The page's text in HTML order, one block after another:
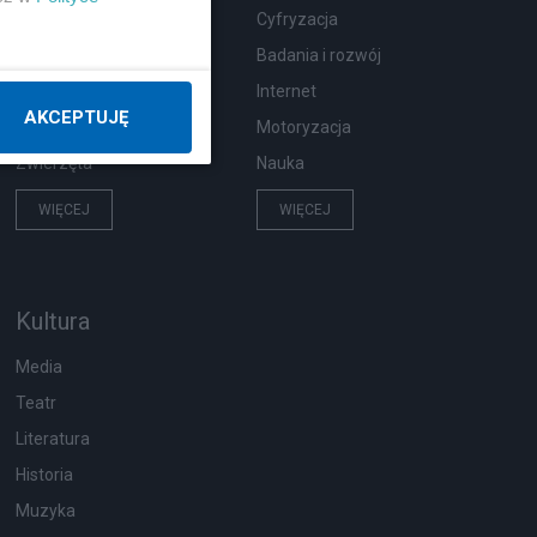
Pogoda
Zwierzęta
WIĘCEJ
Cyfryzacja
Badania i rozwój
Internet
Motoryzacja
Nauka
WIĘCEJ
Kultura
Media
Teatr
Literatura
Historia
Muzyka
AKCEPTUJĘ